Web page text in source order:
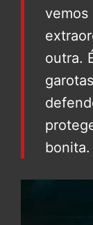
vemos
outra.
bonita.